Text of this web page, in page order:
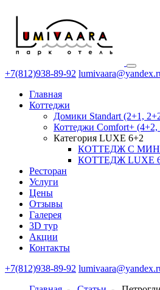
+7(812)938-89-92
Главная
Коттеджи
Домики Standart (2+1,
Коттеджи Comfort+ (4+2,
Категория LUXE 6+2
КОТТЕДЖ С МИНИ
КОТТЕДЖ LUXE
Ресторан
Услуги
Цены
Отзывы
Галерея
3D тур
Акции
Контакты
+7(812)938-89-92